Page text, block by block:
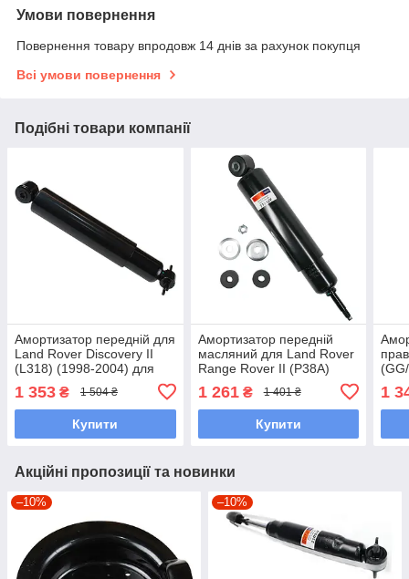
Умови повернення
Повернення товару впродовж 14 днів за рахунок покупця
Всі умови повернення
Подібні товари компанії
Амортизатор передній для
Land Rover Discovery II
(L318) (1998-2004) для
1 353 ₴ 1 504 ₴
Купити
Амортизатор передній
масляний для Land Rover
Range Rover II (P38A)
(1994-2002) для двиг. 2.5-
4.6L
1 261₴ 1 401 ₴
Купити
1
Акційні пропозиції та новинки
–10% –10%